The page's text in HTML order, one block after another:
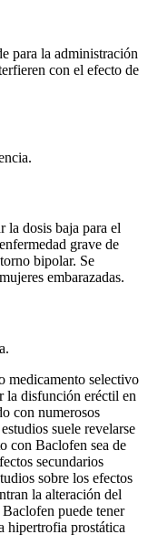
para la administración
con el efecto de
la dosis baja para el
grave de
bipolar. Se
embarazadas.
medicamento selectivo
la disfunción eréctil en
con numerosos
suele revelarse
con Baclofen sea de
secundarios
sobre los efectos
la alteración del
puede tener
hipertrofia prostática